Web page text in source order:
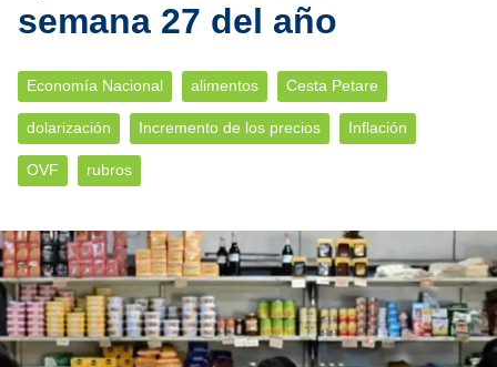
semana 27 del año
Economía Nacional alimentos Cesta Petare
dolarización Incremento de los precios Inflación
OVF rubros